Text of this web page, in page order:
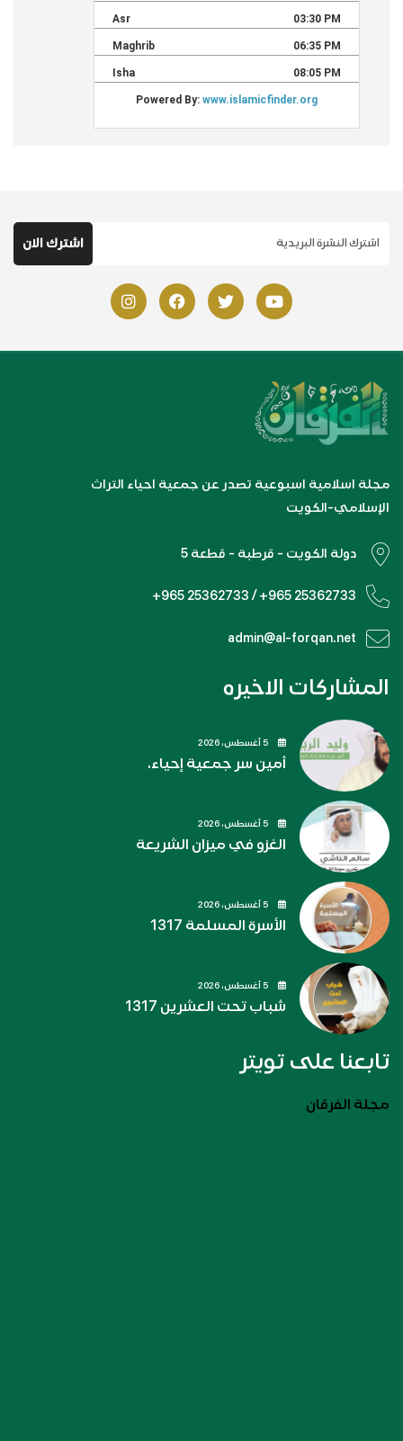
مجلة اسلامية اسبوعية تصدر عن جمعية احياء التراث
الإسلامي-الكويت
دولة الكويت - قرطبة - قطعة 5
+965 25362733 / +965 25362733
admin@al-forqan.net
المشاركات الاخيره
أمين سر جمعية إحياء.
الغزو في ميزان الشريعة
الأسرة المسلمة 1317
شباب تحت العشرين 1317
تابعنا على تويتر
مجلة الفرقان